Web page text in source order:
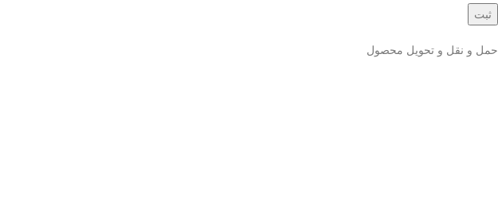
حمل و نقل و تحویل محصول